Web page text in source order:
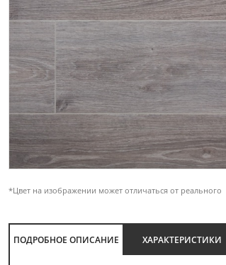
*Цвет на изображении может отличаться от реального
ПОДРОБНОЕ ОПИСАНИЕ ХАРАКТЕРИСТИКИ